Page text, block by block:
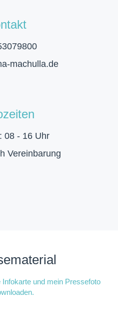
machulla.de
08 - 16 Uhr
Vereinbarung
und mein Pressefoto